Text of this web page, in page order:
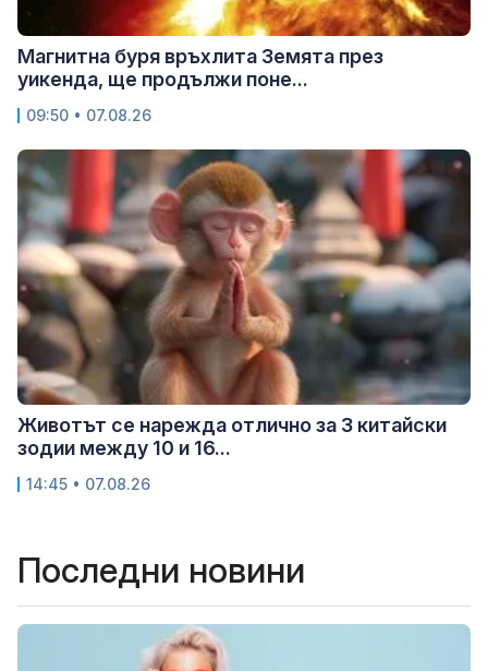
Магнитна буря връхлита Земята през
уикенда, ще продължи поне...
09:50 • 07.08.26
Животът се нарежда отлично за 3 китайски
зодии между 10 и 16...
14:45 • 07.08.26
Последни новини